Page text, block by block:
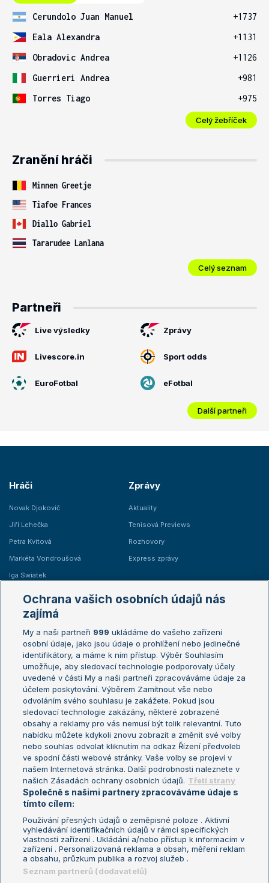
Cerundolo Juan Manuel
+1737
Eala Alexandra
+1131
Obradovic Andrea
+1126
Guerrieri Andrea
+981
Torres Tiago
+975
Celý žebříček
Zranění hráči
Minnen Greetje
Tiafoe Frances
Diallo Gabriel
Tararudee Lanlana
Celý seznam
Partneři
Live výsledky Zprávy
Livescore.in Sport odds
EuroFotbal eFotbal
Další partneři
Hráči
Novak Djokovič
Jiří Lehečka
Petra Kvitová
Markéta Vondroušová
Iga Swiatek
Zprávy
Aktuality
Tenisová Previews
Rozhovory
Express zprávy
Žebříčky
Žebříček ATP (muži)
Žebříček WTA (ženy)
Sázkařský žebříček
Australian Open
French Open
Wimbledon
US Open
Turnaj mistrů
Turnaj mistryň
Aktualní trendy
Fotbalové přestupy
Livesport Daily
LS Prague Open
Podmínky užití
Nastavení soukromí
GDPR a žurnalistika
Reklama
Kontakt
Informace o zpracování osobních
údajů
Ochrana vašich osobních údajů nás
zajímá
My a naši partneři 999 ukládáme do vašeho zařízení
osobní údaje, jako jsou údaje o prohlížení nebo jedinečné
identifikátory, a máme k nim přístup. Výběr Souhlasím
umožňuje, aby sledovací technologie podporovaly účely
uvedené v části My a naši partneři zpracováváme údaje za
účelem poskytování. Výběrem Zamítnout vše nebo
odvoláním svého souhlasu je zakážete. Pokud jsou
sledovací technologie zakázány, některé zobrazené
obsahy a reklamy pro vás nemusí být tolik relevantní. Tuto
nabídku můžete kdykoli znovu zobrazit a změnit své volby
nebo souhlas odvolat kliknutím na odkaz Řízení předvoleb
ve spodní části webové stránky. Vaše volby se projeví v
našem Internetová stránka. Další podrobnosti naleznete v
našich Zásadách ochrany osobních údajů. Třetí strany
Společně s našimi partnery zpracováváme údaje s
tímto cílem:
Používání přesných údajů o zeměpisné poloze . Aktivní
vyhledávání identifikačních údajů v rámci specifických
vlastností zařízení . Ukládání a/nebo přístup k informacím v
zařízení . Personalizovaná reklama a obsah, měření reklam
a obsahu, průzkum publika a rozvoj služeb .
Seznam partnerů (dodavatelů)